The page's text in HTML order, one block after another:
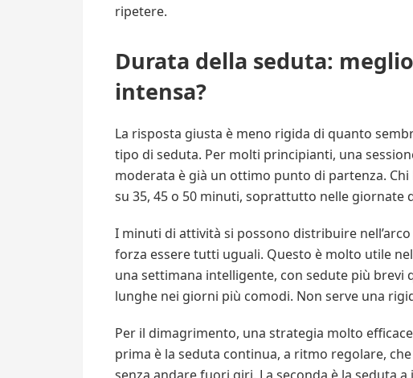
ripetere.
Durata della seduta:
intensa?
La risposta giusta è meno rigida di quanto
tipo di seduta. Per molti principianti, una
moderata è già un ottimo punto di partenza.
su 35, 45 o 50 minuti, soprattutto nelle giornate
I minuti di attività si possono distribuire
forza essere tutti uguali. Questo è molto utile
una settimana intelligente, con sedute più brevi
lunghe nei giorni più comodi. Non serve una
Per il dimagrimento, una strategia molto
prima è la seduta continua, a ritmo regolare,